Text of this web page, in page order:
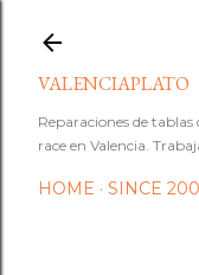
VALENCIAPLATO
Reparaciones de
race en Valencia.
HOME SINCE